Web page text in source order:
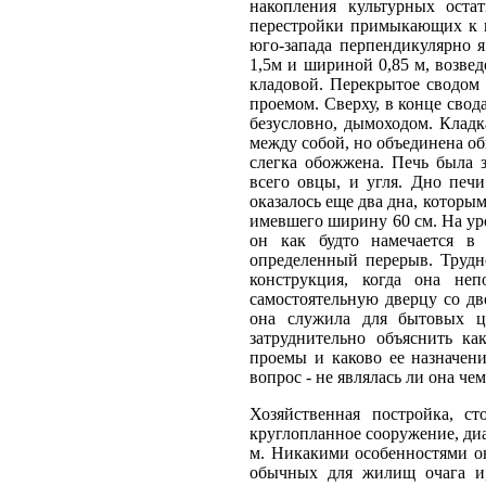
накопления культурных
перестройки примыкающих к
юго-запада перпендикулярно
1,5м и шириной 0,85 м,
кладовой. Перекрытое
проемом. Сверху, в конце
безусловно, дымоходом.
между собой, но объединена
слегка обожжена. Печь была
всего овцы, и угля. Дно
оказалось еще два дна,
имевшего ширину 60 см. На
он как будто намечается в
определенный перерыв.
конструкция, когда она
самостоятельную дверцу со
она служила для бытовых
затруднительно объяснить
проемы и каково ее
вопрос - не являлась ли она
Хозяйственная постройка,
круглопланное сооружение,
м. Никакими особенностями
обычных для жилищ очага и,